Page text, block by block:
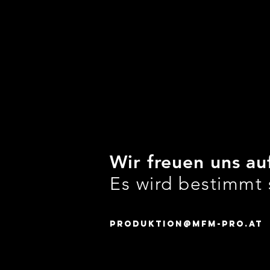
Wir freuen uns
Es wird bestimmt
produktion@mfm-pro.at |